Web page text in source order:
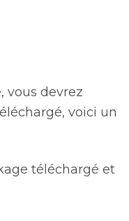
vous devrez
voici un
téléchargé et